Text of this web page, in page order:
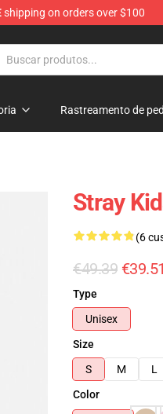
shipping on orders over $100
Rastreamento de
Stray
(6
€49.39 €39.51
Type
Unisex
Size
S
M L
Color